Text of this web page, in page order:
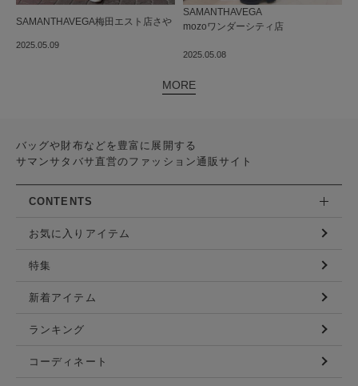
2025.05.09
SAMANTHAVEGA梅田エスト店さや
2025.05.08
SAMANTHAVEGA
mozoワンダーシティ店
MORE
バッグや財布などを豊富に展開する
サマンサタバサ直営のファッション通販サイト
CONTENTS
お気に入りアイテム
特集
新着アイテム
ランキング
コーディネート